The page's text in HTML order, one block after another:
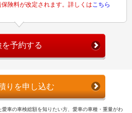
険料が改定されます。詳しくはこちら
を予約する
りを申し込む
車の車検総額を知りたい方、愛車の車種・重量がわ